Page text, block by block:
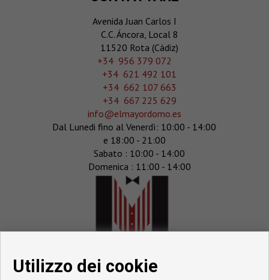
Avenida Juan Carlos I
C.C. Áncora, Local 8
11520 Rota (Cádiz)
‎+34 956 379 072
+34 621 492 101
+34 662 107 663
+34 667 225 629
info@elmayordomo.es
Dal Lunedi fino al Venerdì: 10:00 - 14:00
e 18:00 - 21:00
Sabato : 10:00 - 14:00
Domenica : 11:00 - 14:00
Utilizzo dei cookie